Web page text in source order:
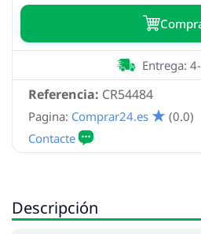
Referencia: CR54484
Entrega:
Pagina: Comprar24.es (0.0)
Descripción